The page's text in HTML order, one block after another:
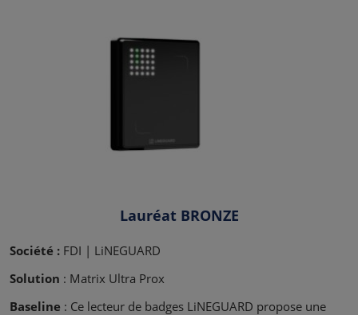
Lauréat BRONZE
Société : FDI | LiNEGUARD
Solution : Matrix Ultra Prox
Baseline : Ce lecteur de badges LiNEGUARD propose une